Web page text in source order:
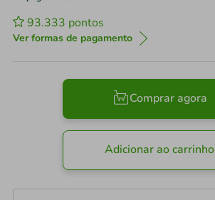
93.333 pontos
Ver formas de pagamento
Comprar agora
Adicionar ao carrinho